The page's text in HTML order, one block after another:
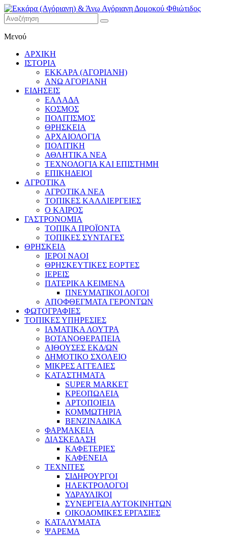
Εκκάρα
(Αγόριανη)
& Άνω
Αγόριανη
Δομοκού
Φθιώτιδος
Μενού
ΑΡΧΙΚΗ
ΙΣΤΟΡΙΑ
ΕΚΚΑΡΑ (ΑΓΟΡΙΑΝΗ)
ΑΝΩ ΑΓΟΡΙΑΝΗ
ΕΙΔΗΣΕΙΣ
ΕΛΛΑΔΑ
ΚΟΣΜΟΣ
ΠΟΛΙΤΙΣΜΟΣ
ΘΡΗΣΚΕΙΑ
ΑΡΧΑΙΟΛΟΓΙΑ
ΠΟΛΙΤΙΚΗ
ΑΘΛΗΤΙΚΑ ΝΕΑ
ΤΕΧΝΟΛΟΓΙΑ ΚΑΙ ΕΠΙΣΤΗΜΗ
ΕΠΙΚΗΔΕΙΟΙ
ΑΓΡΟΤΙΚΑ
ΑΓΡΟΤΙΚΑ ΝΕΑ
ΤΟΠΙΚΕΣ ΚΑΛΛΙΕΡΓΕΙΕΣ
Ο ΚΑΙΡΟΣ
ΓΑΣΤΡΟΝΟΜΙΑ
ΤΟΠΙΚΑ ΠΡΟΪΟΝΤΑ
ΤΟΠΙΚΕΣ ΣΥΝΤΑΓΕΣ
ΘΡΗΣΚΕΙΑ
IEPOI NAOI
ΘΡΗΣΚΕΥΤΙΚΕΣ ΕΟΡΤΕΣ
ΙΕΡΕΙΣ
ΠΑΤΕΡΙΚΑ ΚΕΙΜΕΝΑ
ΠΝΕΥΜΑΤΙΚΟΙ ΛΟΓΟΙ
ΑΠΟΦΘΕΓΜΑΤΑ ΓΕΡΟΝΤΩΝ
ΦΩΤΟΓΡΑΦΙΕΣ
ΤΟΠΙΚΕΣ ΥΠΗΡΕΣΙΕΣ
ΙΑΜΑΤΙΚΑ ΛΟΥΤΡΑ
ΒΟΤΑΝΟΘΕΡΑΠΕΙΑ
ΑΙΘΟΥΣΕΣ ΕΚΔ/ΩΝ
ΔΗΜΟΤΙΚΟ ΣΧΟΛΕΙΟ
ΜΙΚΡΕΣ ΑΓΓΕΛΙΕΣ
ΚΑΤΑΣΤΗΜΑΤΑ
SUPER MARKET
ΚΡΕΟΠΩΛΕΙΑ
ΑΡΤΟΠΟΙΕΙΑ
ΚΟΜΜΩΤΗΡΙΑ
ΒΕΝΖΙΝΑΔΙΚΑ
ΦΑΡΜΑΚΕΙΑ
ΔΙΑΣΚΕΔΑΣΗ
ΚΑΦΕΤΕΡΙΕΣ
ΚΑΦΕΝΕΙΑ
ΤΕΧΝΙΤΕΣ
ΣΙΔΗΡΟΥΡΓΟΙ
ΗΛΕΚΤΡΟΛΟΓΟΙ
ΥΔΡΑΥΛΙΚΟΙ
ΣΥΝΕΡΓΕΙΑ ΑΥΤΟΚΙΝΗΤΩΝ
ΟΙΚΟΔΟΜΙΚΕΣ ΕΡΓΑΣΙΕΣ
ΚΑΤΑΛΥΜΑΤΑ
ΨΑΡΕΜΑ